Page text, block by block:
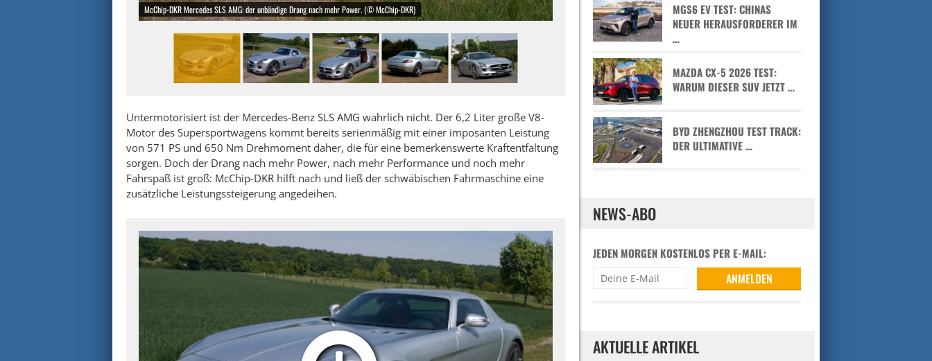
McChip-DKR Mercedes SLS AMG: der unbändige Drang nach mehr Power. (© McChip-DKR)
Untermotorisiert ist der Mercedes-Benz SLS AMG wahrlich nicht. Der 6,2 Liter große V8-
Motor des Supersportwagens kommt bereits serienmäßig mit einer imposanten Leistung
von 571 PS und 650 Nm Drehmoment daher, die für eine bemerkenswerte Kraftentfaltung
sorgen. Doch der Drang nach mehr Power, nach mehr Performance und noch mehr
Fahrspaß ist groß: McChip-DKR hilft nach und ließ der schwäbischen Fahrmaschine eine
zusätzliche Leistungssteigerung angedeihen.
MGS6 EV TEST: CHINAS
NEUER HERAUSFORDERER IM
…
MAZDA CX-5 2026 TEST:
WARUM DIESER SUV JETZT …
BYD ZHENGZHOU TEST TRACK:
DER ULTIMATIVE …
NEWS-ABO
JEDEN MORGEN KOSTENLOS PER E-MAIL:
AKTUELLE ARTIKEL